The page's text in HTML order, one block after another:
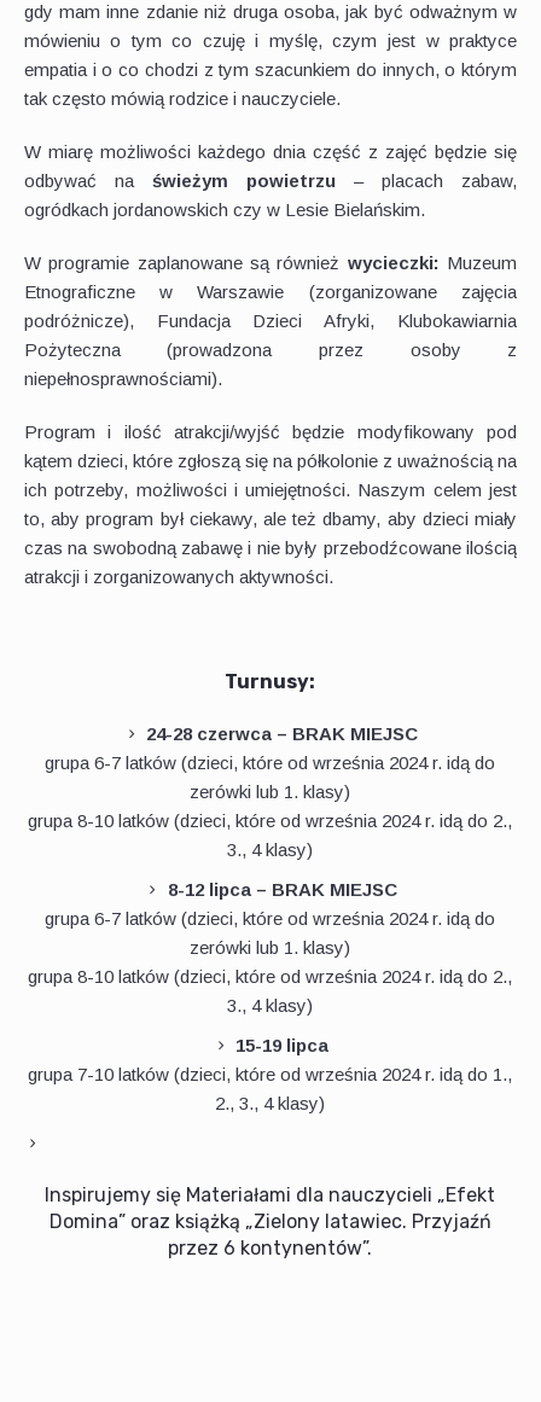
gdy mam inne zdanie niż druga osoba, jak być odważnym w
mówieniu o tym co czuję i myślę, czym jest w praktyce
empatia i o co chodzi z tym szacunkiem do innych, o którym
tak często mówią rodzice i nauczyciele.
W miarę możliwości każdego dnia część z zajęć będzie się
odbywać na świeżym powietrzu – placach zabaw,
ogródkach jordanowskich czy w Lesie Bielańskim.
W programie zaplanowane są również wycieczki: Muzeum
Etnograficzne w Warszawie (zorganizowane zajęcia
podróżnicze), Fundacja Dzieci Afryki, Klubokawiarnia
Pożyteczna (prowadzona przez osoby z
niepełnosprawnościami).
Program i ilość atrakcji/wyjść będzie modyfikowany pod
kątem dzieci, które zgłoszą się na półkolonie z uważnością na
ich potrzeby, możliwości i umiejętności. Naszym celem jest
to, aby program był ciekawy, ale też dbamy, aby dzieci miały
czas na swobodną zabawę i nie były przebodźcowane ilością
atrakcji i zorganizowanych aktywności.
Turnusy:
24-28 czerwca – BRAK MIEJSC
grupa 6-7 latków (dzieci, które od września 2024 r. idą do
zerówki lub 1. klasy)
grupa 8-10 latków (dzieci, które od września 2024 r. idą do 2.,
3., 4 klasy)
8-12 lipca – BRAK MIEJSC
grupa 6-7 latków (dzieci, które od września 2024 r. idą do
zerówki lub 1. klasy)
grupa 8-10 latków (dzieci, które od września 2024 r. idą do 2.,
3., 4 klasy)
15-19 lipca
grupa 7-10 latków (dzieci, które od września 2024 r. idą do 1.,
2., 3., 4 klasy)
Inspirujemy się Materiałami dla nauczycieli „Efekt
Domina” oraz książką „Zielony latawiec. Przyjaźń
przez 6 kontynentów”.